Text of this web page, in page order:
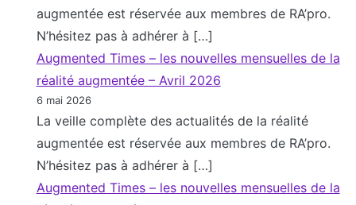
augmentée est réservée aux membres de RA’pro.
N’hésitez pas à adhérer à […]
Augmented Times – les nouvelles mensuelles de la
réalité augmentée – Avril 2026
6 mai 2026
La veille complète des actualités de la réalité
augmentée est réservée aux membres de RA’pro.
N’hésitez pas à adhérer à […]
Augmented Times – les nouvelles mensuelles de la